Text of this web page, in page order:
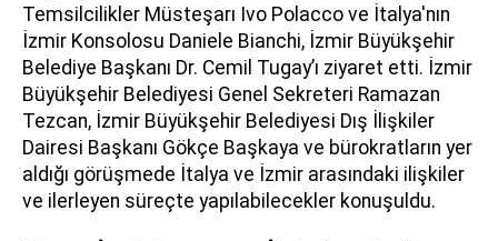
Temsilcilikler Müsteşarı Ivo Polacco ve İtalya'nın
İzmir Konsolosu Daniele Bianchi, İzmir Büyükşehir
Belediye Başkanı Dr. Cemil Tugay’ı ziyaret etti. İzmir
Büyükşehir Belediyesi Genel Sekreteri Ramazan
Tezcan, İzmir Büyükşehir Belediyesi Dış İlişkiler
Dairesi Başkanı Gökçe Başkaya ve bürokratların yer
aldığı görüşmede İtalya ve İzmir arasındaki ilişkiler
ve ilerleyen süreçte yapılabilecekler konuşuldu.